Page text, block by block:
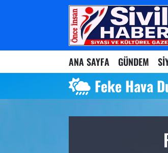
ANA SAYFA GÜNDEM
Feke Hava
Nöbetçi Eczaneler
Hava Durumu
Namaz Vakitleri
Trafik Durumu